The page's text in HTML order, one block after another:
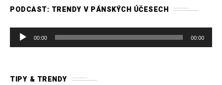
PODCAST: TRENDY V PÁNSKÝCH ÚČESECH
u
00:00 00:00
TIPY & TRENDY